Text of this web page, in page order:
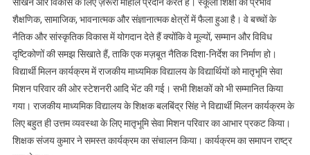
शैक्षणिक, सामाजिक, भावनात्मक और संज्ञानात्मक क्षेत्रों में फैला हुआ है। वे बच्चों के
नैतिक और सांस्कृतिक विकास में योगदान देते हैं क्योंकि वे मूल्यों, सम्मान और विविध
दृष्टिकोणों की समझ सिखाते हैं, ताकि एक मज़बूत नैतिक दिशा-निर्देश का निर्माण हो।
विद्यार्थी मिलन कार्यक्रम में राजकीय माध्यमिक विद्यालय के विद्यार्थियों को मातृभूमि सेवा
मिशन परिवार की ओर स्टेशनरी आदि भेंट की गई। सभी शिक्षकों को भी सम्मानित किया
गया। राजकीय माध्यमिक विद्यालय के शिक्षक बलबिंद्र सिंह ने विद्यार्थी मिलन कार्यक्रम के
लिए बहुत ही उत्तम व्यवस्था के लिए मातृभूमि सेवा मिशन परिवार का आभार प्रकट किया।
शिक्षक संजय कुमार ने समस्त कार्यक्रम का संचालन किया। कार्यक्रम का समापन राष्ट्र